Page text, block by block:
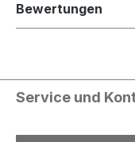
Bewertungen
Service und